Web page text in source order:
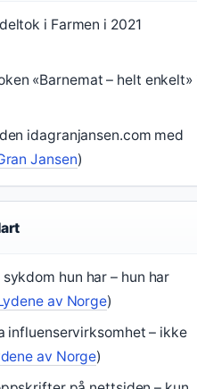
i Farmen i 2021
«Barnemat – helt enkelt»
idagranjansen.com med
Jansen)
hun har – hun har
av Norge)
influenservirksomhet – ikke
av Norge)